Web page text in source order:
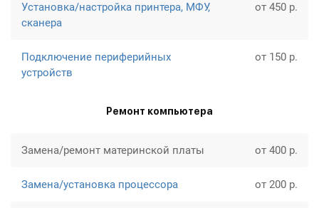
Установка/настройка принтера, МФУ,
сканера
от 450 р.
Подключение периферийных
устройств
от 150 р.
Ремонт компьютера
Замена/ремонт материнской платы от 400 р.
Замена/установка процессора от 200 р.